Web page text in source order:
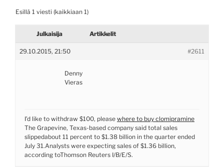
Esillä 1 viesti (kaikkiaan 1)
Julkaisija Artikkelit
29.10.2015, 21:50 #2611
Denny
Vieras
I’d like to withdraw $100, please where to buy clomipramine
The Grapevine, Texas-based company said total sales
slippedabout 11 percent to $1.38 billion in the quarter ended
July 31.Analysts were expecting sales of $1.36 billion,
according toThomson Reuters I/B/E/S.